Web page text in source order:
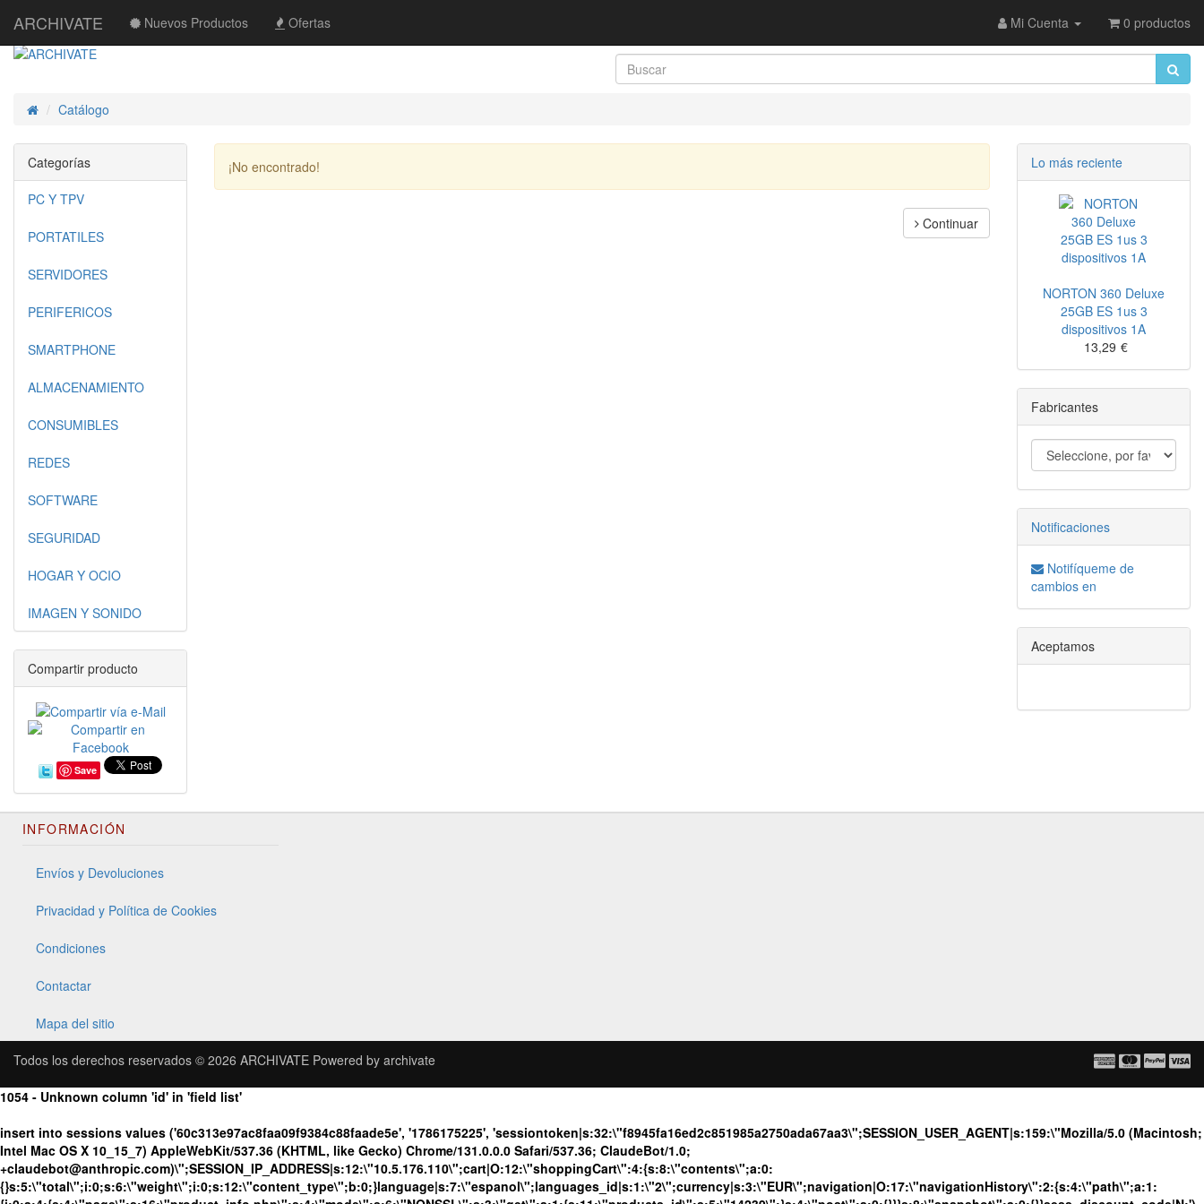
ARCHIVATE Nuevos Productos Ofertas Mi Cuenta 0 productos
InicioCatálogo
¡No encontrado!
Continuar
Categorías
PC Y TPV
PORTATILES
SERVIDORES
PERIFERICOS
SMARTPHONE
ALMACENAMIENTO
CONSUMIBLES
REDES
SOFTWARE
SEGURIDAD
HOGAR Y OCIO
IMAGEN Y SONIDO
Compartir producto
Save
Lo más reciente
NORTON 360 Deluxe
25GB ES 1us 3
dispositivos 1A
13,29 €
Fabricantes
Notificaciones
Notifíqueme de
cambios en
Aceptamos
INFORMACIÓN
Envíos y Devoluciones
Privacidad y Política de Cookies
Condiciones
Contactar
Mapa del sitio
Todos los derechos reservados © 2026 ARCHIVATE Powered by archivate
1054 - Unknown column 'id' in 'field list'
insert into sessions values ('60c313e97ac8faa09f9384c88faade5e', '1786175225', 'sessiontoken|s:32:\"f8945fa16ed2c851985a2750ada67aa3\";SESSION_USER_AGENT|s:159:\"Mozilla/5.0 (Macintosh;
Intel Mac OS X 10_15_7) AppleWebKit/537.36 (KHTML, like Gecko) Chrome/131.0.0.0 Safari/537.36; ClaudeBot/1.0;
+claudebot@anthropic.com)\";SESSION_IP_ADDRESS|s:12:\"10.5.176.110\";cart|O:12:\"shoppingCart\":4:{s:8:\"contents\";a:0:
{}s:5:\"total\";i:0;s:6:\"weight\";i:0;s:12:\"content_type\";b:0;}language|s:7:\"espanol\";languages_id|s:1:\"2\";currency|s:3:\"EUR\";navigation|O:17:\"navigationHistory\":2:{s:4:\"path\";a:1: